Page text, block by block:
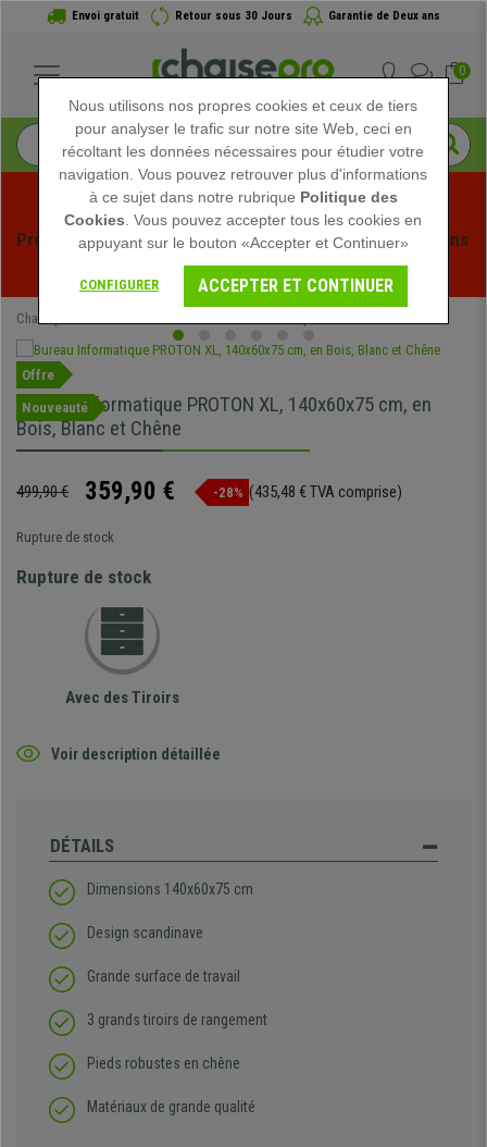
Envoi gratuit Retour sous 30 Jours Garantie de Deux ans
0
Profitez des soldes d'été chez Chaisepro ! Des réductions
exclusives pour une durée limitée - Voir l'offre
Chaisepro
Offre
Nouveauté
Bureau Informatique PROTON XL, 140x60x75 cm, en
Bois, Blanc et Chêne
499,90 € 359,90 € -28% (435,48 € TVA comprise)
Rupture de stock
Rupture de stock
Avec des Tiroirs
Voir description détaillée
DÉTAILS
Dimensions 140x60x75 cm
Design scandinave
Grande surface de travail
3 grands tiroirs de rangement
Pieds robustes en chêne
Matériaux de grande qualité
Nous utilisons nos propres cookies et ceux de tiers
pour analyser le trafic sur notre site Web, ceci en
récoltant les données nécessaires pour étudier votre
navigation. Vous pouvez retrouver plus d'informations
à ce sujet dans notre rubrique Politique des
Cookies . Vous pouvez accepter tous les cookies en
appuyant sur le bouton «Accepter et Continuer»
CONFIGURER ACCEPTER ET CONTINUER